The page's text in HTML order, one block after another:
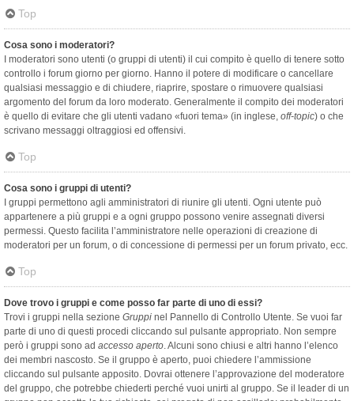
Top
Cosa sono i moderatori?
I moderatori sono utenti (o gruppi di utenti) il cui compito è quello di tenere sotto
controllo i forum giorno per giorno. Hanno il potere di modificare o cancellare
qualsiasi messaggio e di chiudere, riaprire, spostare o rimuovere qualsiasi
argomento del forum da loro moderato. Generalmente il compito dei moderatori
è quello di evitare che gli utenti vadano «fuori tema» (in inglese, off-topic) o che
scrivano messaggi oltraggiosi ed offensivi.
Top
Cosa sono i gruppi di utenti?
I gruppi permettono agli amministratori di riunire gli utenti. Ogni utente può
appartenere a più gruppi e a ogni gruppo possono venire assegnati diversi
permessi. Questo facilita l’amministratore nelle operazioni di creazione di
moderatori per un forum, o di concessione di permessi per un forum privato, ecc.
Top
Dove trovo i gruppi e come posso far parte di uno di essi?
Trovi i gruppi nella sezione Gruppi nel Pannello di Controllo Utente. Se vuoi far
parte di uno di questi procedi cliccando sul pulsante appropriato. Non sempre
però i gruppi sono ad accesso aperto. Alcuni sono chiusi e altri hanno l’elenco
dei membri nascosto. Se il gruppo è aperto, puoi chiedere l’ammissione
cliccando sul pulsante apposito. Dovrai ottenere l’approvazione del moderatore
del gruppo, che potrebbe chiederti perché vuoi unirti al gruppo. Se il leader di un